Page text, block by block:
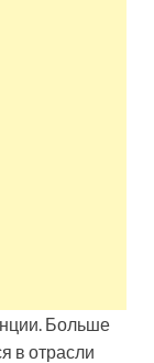
Больше
в отрасли